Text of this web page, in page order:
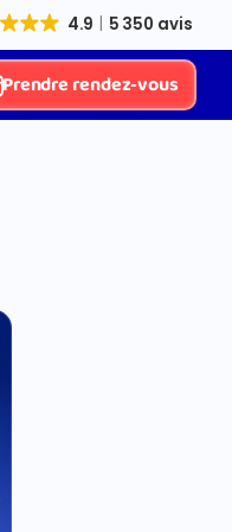
Prendre rendez-vous